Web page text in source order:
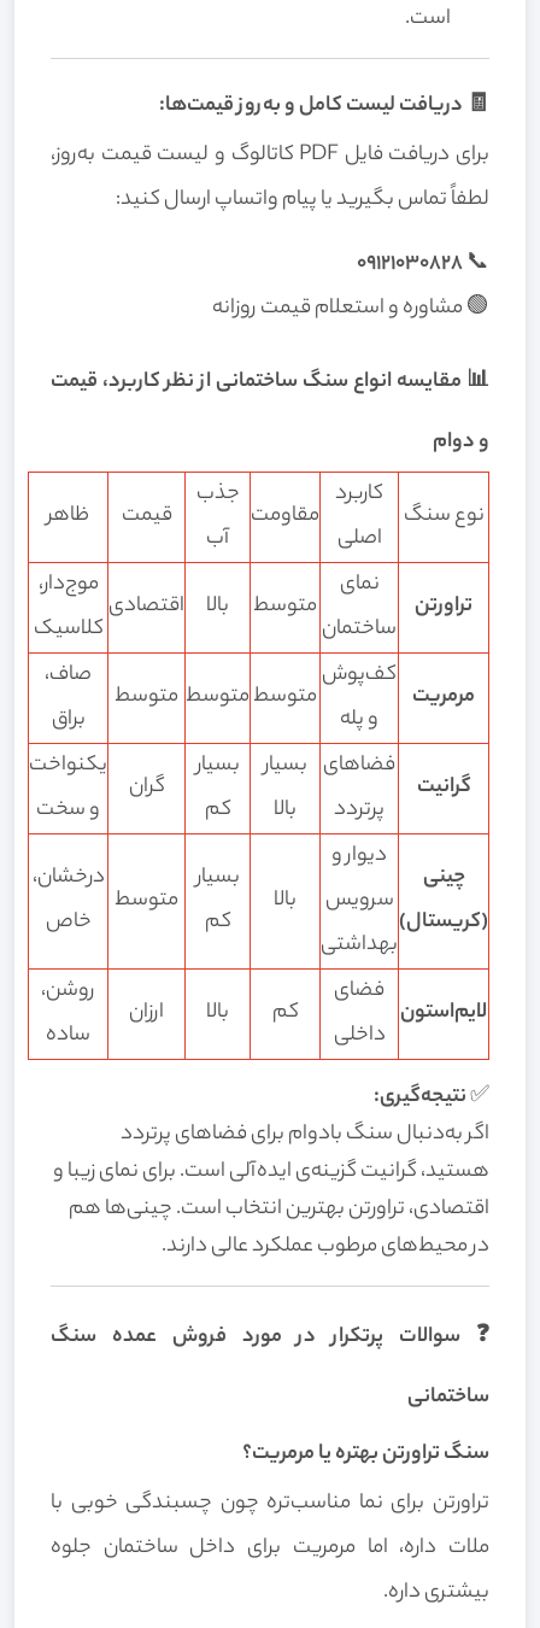
است.
🧾 دریافت لیست کامل و به‌روز قیمت‌ها:
برای دریافت فایل PDF کاتالوگ و لیست قیمت به‌روز،
لطفاً تماس بگیرید یا پیام واتساپ ارسال کنید:
📞
09121030828
🟢 مشاوره و استعلام قیمت روزانه
📊 مقایسه انواع سنگ ساختمانی از نظر کاربرد، قیمت
و دوام
نوع سنگ
کاربرد
اصلی
مقاومت
جذب
آب
قیمت ظاهر
تراورتن
نمای
ساختمان
متوسط بالا اقتصادی
موج‌دار،
کلاسیک
مرمریت
کف‌پوش
و پله
متوسطمتوسط متوسط
صاف،
براق
گرانیت
فضاهای
پرتردد
بسیار
بالا
بسیار
کم
گران
یکنواخت
و سخت
چینی
(کریستال)
دیوار و
سرویس
بهداشتی
بالا
بسیار
کم
متوسط
درخشان،
خاص
لایم‌استون
فضای
داخلی
کم بالا ارزان
روشن،
ساده
✅نتیجه‌گیری:
اگر به‌دنبال سنگ بادوام برای فضاهای پرتردد
هستید، گرانیت گزینه‌ی ایده‌آلی است. برای نمای زیبا و
اقتصادی، تراورتن بهترین انتخاب است. چینی‌ها هم
در محیط‌های مرطوب عملکرد عالی دارند.
❓ سوالات پرتکرار در مورد فروش عمده سنگ
ساختمانی
سنگ تراورتن بهتره یا مرمریت؟
تراورتن برای نما مناسب‌تره چون چسبندگی خوبی با
ملات داره، اما مرمریت برای داخل ساختمان جلوه
بیشتری داره.